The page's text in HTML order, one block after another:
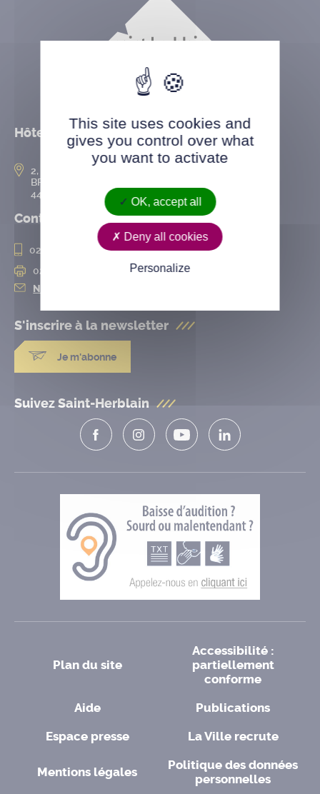
Hôtel de ville
2, rue de l’Hôtel-de-Ville
BP 50167
44802 Saint-Herblain cedex
Contact
02 28 25 20 00
02 28 25 20 10
Nous contacter
S'inscrire à la newsletter
Je m'abonne
Suivez Saint-Herblain
Plan du site
Accessibilité :
partiellement
conforme
Aide
Publications
Espace presse
La Ville recrute
Mentions légales
Politique des données
personnelles
This site uses cookies and
gives you control over what
you want to activate
OK, accept all
Deny all cookies
Personalize